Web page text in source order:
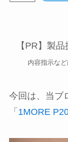
【PR】製
内容指示な
今回は、当ブ
「 1MORE